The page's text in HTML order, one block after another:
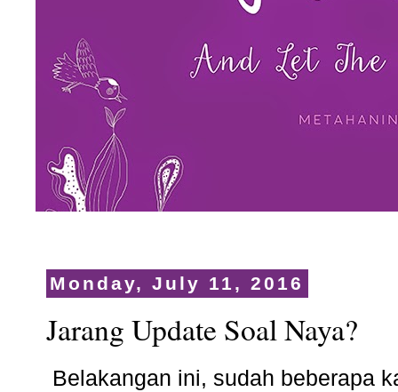
Monday, July 11, 2016
Jarang Update Soal Naya?
Belakangan ini, sudah beberapa